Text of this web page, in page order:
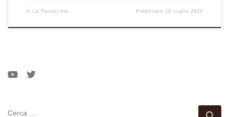
di La Parrocchia Pubblicato 19 Luglio 2025
CERCA